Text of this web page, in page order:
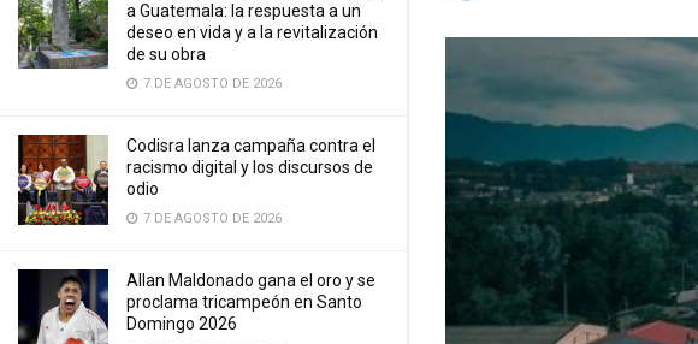
a Guatemala: la respuesta a un
deseo en vida y a la revitalización
de su obra
7 DE AGOSTO DE 2026
Codisra lanza campaña contra el
racismo digital y los discursos de
odio
7 DE AGOSTO DE 2026
Allan Maldonado gana el oro y se
proclama tricampeón en Santo
Domingo 2026